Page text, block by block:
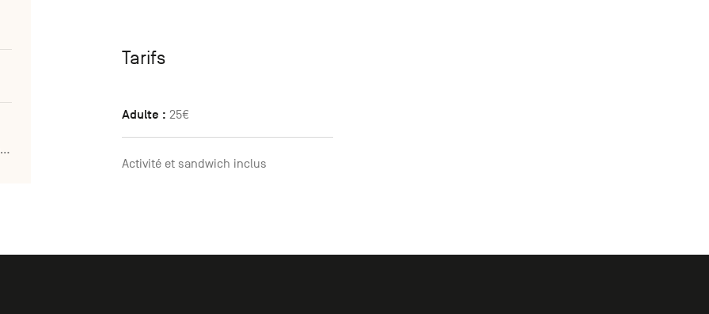
www.aquascope.be/evenements/randonnee-virelles
Tarifs
Adulte : 25€
Activité et sandwich inclus